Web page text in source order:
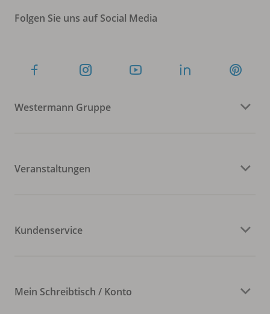
Folgen Sie uns auf Social Media
Westermann Gruppe
Veranstaltungen
Kundenservice
Mein Schreibtisch / Konto